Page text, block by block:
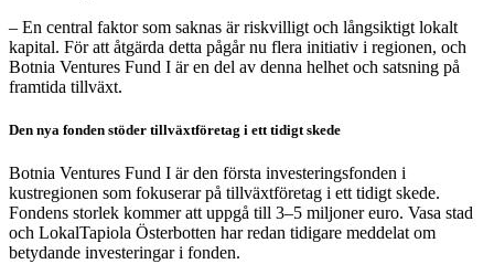
– En central faktor som saknas är riskvilligt och långsiktigt lokalt
kapital. För att åtgärda detta pågår nu flera initiativ i regionen, och
Botnia Ventures Fund I är en del av denna helhet och satsning på
framtida tillväxt.
Den nya fonden stöder tillväxtföretag i ett tidigt skede
Botnia Ventures Fund I är den första investeringsfonden i
kustregionen som fokuserar på tillväxtföretag i ett tidigt skede.
Fondens storlek kommer att uppgå till 3–5 miljoner euro. Vasa stad
och LokalTapiola Österbotten har redan tidigare meddelat om
betydande investeringar i fonden.